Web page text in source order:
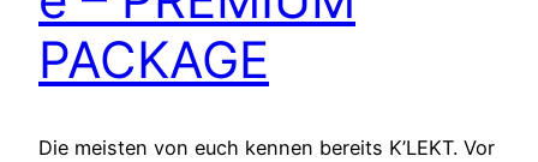
PACKAGE
Die meisten von euch kennen bereits K’LEKT. Vor